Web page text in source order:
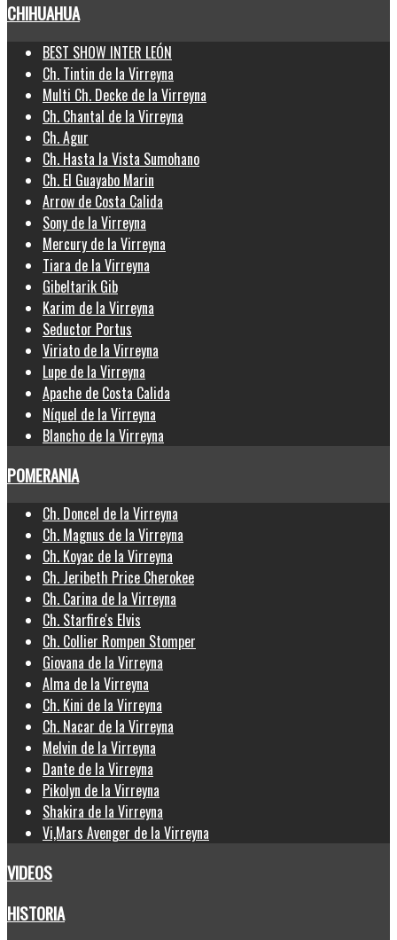
CHIHUAHUA
BEST SHOW INTER LEÓN
Ch. Tintin de la Virreyna
Multi Ch. Decke de la Virreyna
Ch. Chantal de la Virreyna
Ch. Agur
Ch. Hasta la Vista Sumohano
Ch. El Guayabo Marin
Arrow de Costa Calida
Sony de la Virreyna
Mercury de la Virreyna
Tiara de la Virreyna
Gibeltarik Gib
Karim de la Virreyna
Seductor Portus
Viriato de la Virreyna
Lupe de la Virreyna
Apache de Costa Calida
Níquel de la Virreyna
Blancho de la Virreyna
POMERANIA
Ch. Doncel de la Virreyna
Ch. Magnus de la Virreyna
Ch. Koyac de la Virreyna
Ch. Jeribeth Price Cherokee
Ch. Carina de la Virreyna
Ch. Starfire's Elvis
Ch. Collier Rompen Stomper
Giovana de la Virreyna
Alma de la Virreyna
Ch. Kini de la Virreyna
Ch. Nacar de la Virreyna
Melvin de la Virreyna
Dante de la Virreyna
Pikolyn de la Virreyna
Shakira de la Virreyna
Vi,Mars Avenger de la Virreyna
VIDEOS
HISTORIA